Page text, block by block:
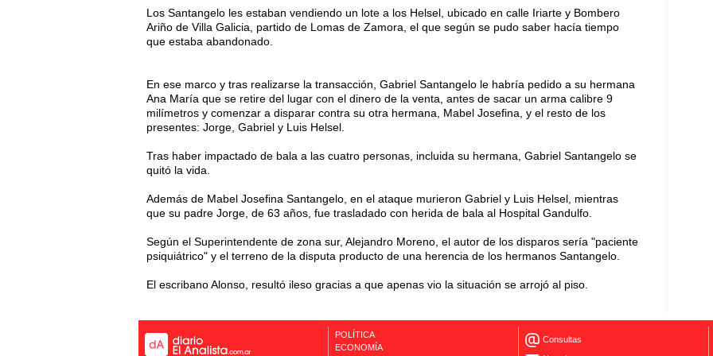
Los Santangelo les estaban vendiendo un lote a los Helsel, ubicado en calle Iriarte y Bombero
Ariño de Villa Galicia, partido de Lomas de Zamora, el que según se pudo saber hacía tiempo
que estaba abandonado.
En ese marco y tras realizarse la transacción, Gabriel Santangelo le habría pedido a su hermana
Ana María que se retire del lugar con el dinero de la venta, antes de sacar un arma calibre 9
milímetros y comenzar a disparar contra su otra hermana, Mabel Josefina, y el resto de los
presentes: Jorge, Gabriel y Luis Helsel.
Tras haber impactado de bala a las cuatro personas, incluida su hermana, Gabriel Santangelo se
quitó la vida.
Además de Mabel Josefina Santangelo, en el ataque murieron Gabriel y Luis Helsel, mientras
que su padre Jorge, de 63 años, fue trasladado con herida de bala al Hospital Gandulfo.
Según el Superintendente de zona sur, Alejandro Moreno, el autor de los disparos sería "paciente
psiquiátrico" y el terreno de la disputa producto de una herencia de los hermanos Santangelo.
El escribano Alonso, resultó ileso gracias a que apenas vio la situación se arrojó al piso.
POLÍTICA
ECONOMÍA
Consultas